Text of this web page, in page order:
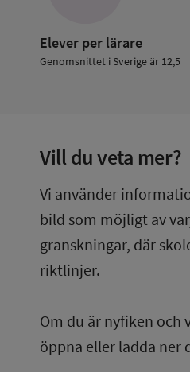
Elever per lärare
Genomsnittet i Sverige är 12,5
Vill du veta mer?
Vi använder
bild som möjligt av
granskningar, där
riktlinjer.
Om du är nyfiken och
öppna eller ladda ner